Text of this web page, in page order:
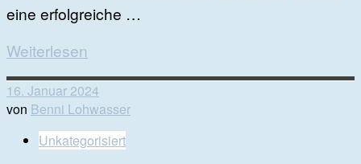
eine erfolgreiche …
Weiterlesen
16. Januar 2024
von Benni Lohwasser
Unkategorisiert